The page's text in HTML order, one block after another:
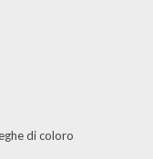
di coloro